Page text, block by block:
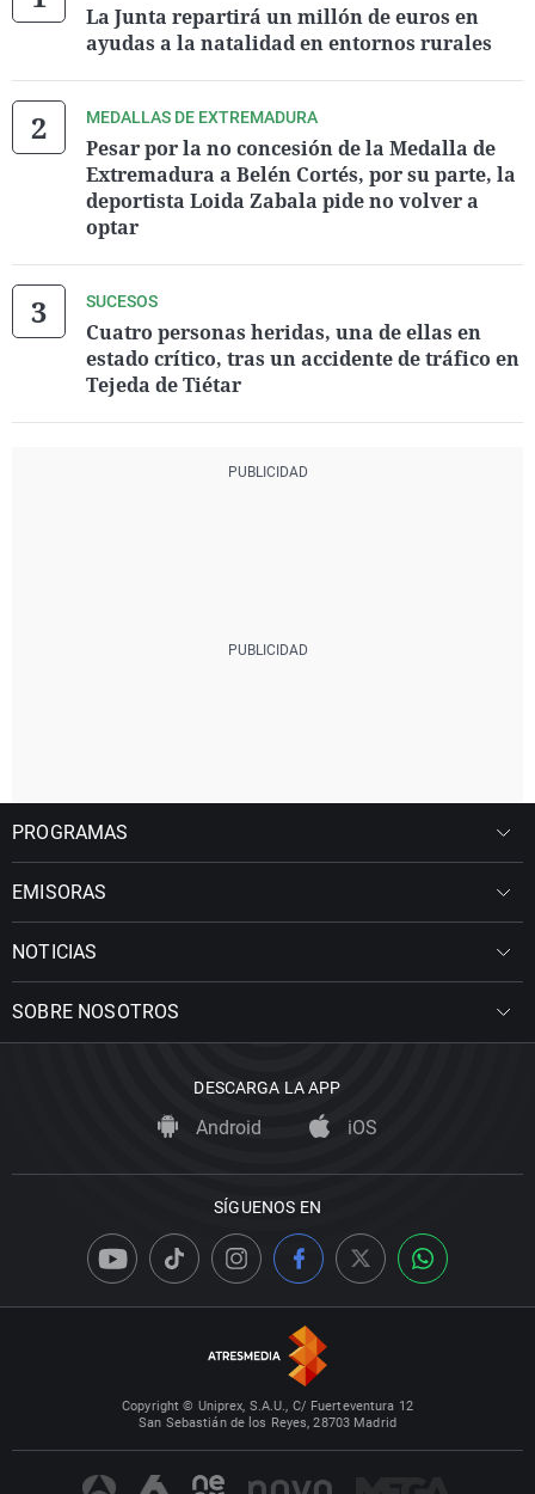
La Junta repartirá un millón de euros en
ayudas a la natalidad en entornos rurales
MEDALLAS DE EXTREMADURA
Pesar por la no concesión de la Medalla de
Extremadura a Belén Cortés, por su parte, la
deportista Loida Zabala pide no volver a
optar
SUCESOS
Cuatro personas heridas, una de ellas en
estado crítico, tras un accidente de tráfico en
Tejeda de Tiétar
PROGRAMAS
EMISORAS
NOTICIAS
SOBRE NOSOTROS
DESCARGA LA APP
Android iOS
SÍGUENOS EN
Copyright © Uniprex, S.A.U., C/ Fuerteventura 12
San Sebastián de los Reyes, 28703 Madrid